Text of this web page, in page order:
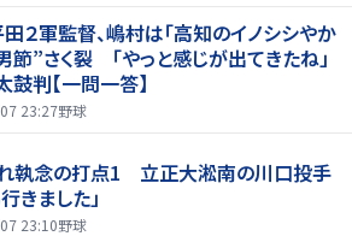
田２軍監督、嶋村は「高知のイノシシやか
節”さく裂 「やっと感じが出てきたね」
鼓判【一問一答】
23:27野球
執念の打点1 立正大淞南の川口投手
きました」
23:10野球